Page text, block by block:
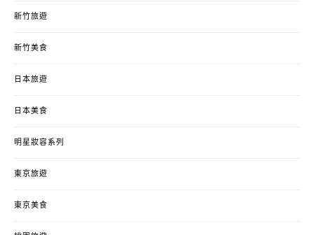
新竹旅遊
新竹美食
日本旅遊
日本美食
明星妝容系列
東京旅遊
東京美食